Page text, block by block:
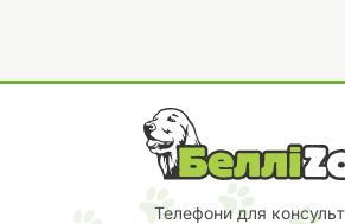
Телефони для